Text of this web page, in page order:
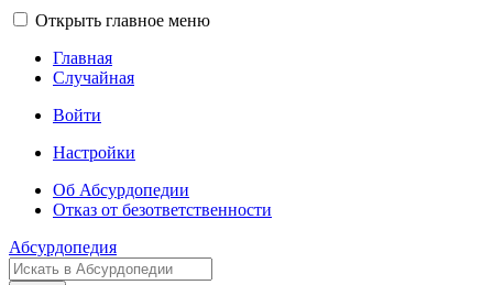
Открыть главное меню
Главная
Случайная
Войти
Настройки
Об Абсурдопедии
Отказ от безответственности
Абсурдопедия